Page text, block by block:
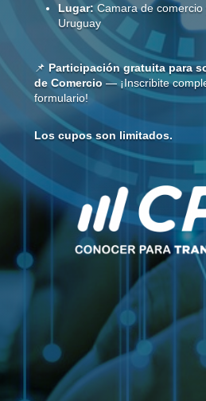
Lugar: Camara de comercio
Uruguay
📌 Participación gratuita para
de Comercio — ¡Inscribite
formulario!
Los cupos son limitados.